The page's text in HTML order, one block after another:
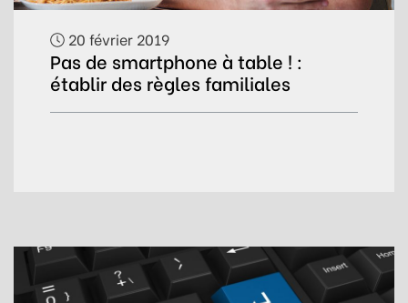
20 février 2019
Pas de smartphone à table ! :
établir des règles familiales